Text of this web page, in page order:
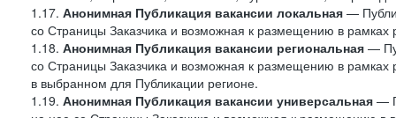
1.17. Анонимная Публикация вакансии локальная —
со Страницы Заказчика и возможная к размещению в рамках
1.18. Анонимная Публикация вакансии региональная —
со Страницы Заказчика и возможная к размещению в рамках
в выбранном для Публикации регионе.
1.19. Анонимная Публикация вакансии универсальная —